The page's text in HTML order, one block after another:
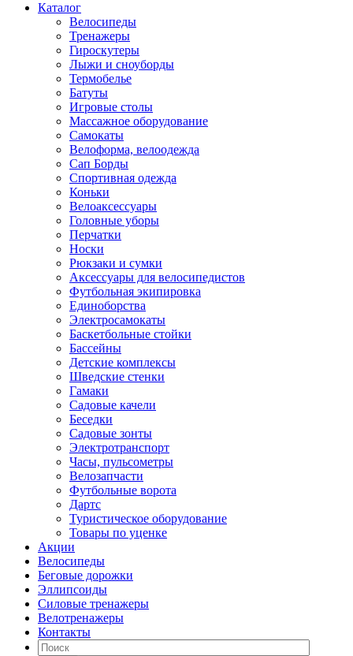
Каталог
Велосипеды
Тренажеры
Гироскутеры
Лыжи и сноуборды
Термобелье
Батуты
Игровые столы
Массажное оборудование
Самокаты
Велоформа, велоодежда
Сап Борды
Спортивная одежда
Коньки
Велоаксессуары
Головные уборы
Перчатки
Носки
Рюкзаки и сумки
Аксессуары для велосипедистов
Футбольная экипировка
Единоборства
Электросамокаты
Баскетбольные стойки
Бассейны
Детские комплексы
Шведские стенки
Гамаки
Садовые качели
Беседки
Садовые зонты
Электротранспорт
Часы, пульсометры
Велозапчасти
Футбольные ворота
Дартс
Туристическое оборудование
Товары по уценке
Акции
Велосипеды
Беговые дорожки
Эллипсоиды
Силовые тренажеры
Велотренажеры
Контакты